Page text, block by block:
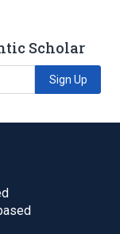
Scholar
Sign Up